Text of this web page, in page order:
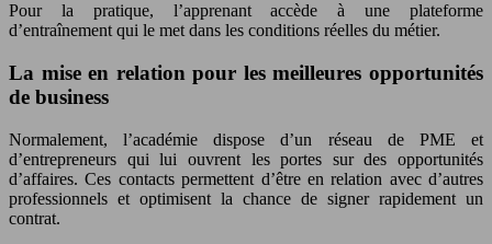
Pour la pratique, l’apprenant accède à une plateforme
d’entraînement qui le met dans les conditions réelles du métier.
La mise en relation pour les meilleures opportunités
de business
Normalement, l’académie dispose d’un réseau de PME et
d’entrepreneurs qui lui ouvrent les portes sur des opportunités
d’affaires. Ces contacts permettent d’être en relation avec d’autres
professionnels et optimisent la chance de signer rapidement un
contrat.